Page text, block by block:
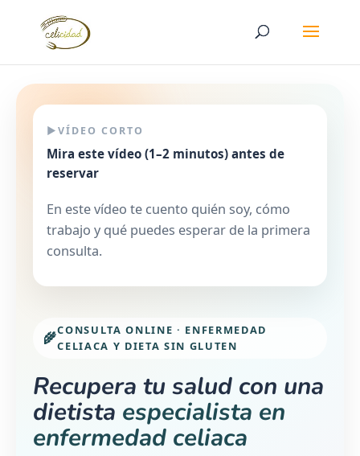
🌾CONSULTA ONLINE · ENFERMEDAD
CELIACA Y DIETA SIN GLUTEN
Recupera tu salud con una
dietista especialista en
enfermedad celiaca
▶️VÍDEO CORTO
Mira este vídeo (1–2 minutos) antes de
reservar
En este vídeo te cuento quién soy, cómo
trabajo y qué puedes esperar de la primera
consulta.